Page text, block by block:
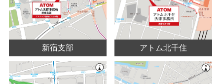
新宿支部 アトム北千住